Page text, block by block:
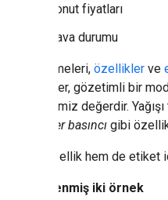
Konut fiyatları
Hava durumu
Veri kümeleri, özellikler ve
Özellikler, gözetimli bir
istediğimiz değerdir.
atmosfer basıncı gibi
Hem özellik hem de etiket
Etiketlenmiş iki örnek